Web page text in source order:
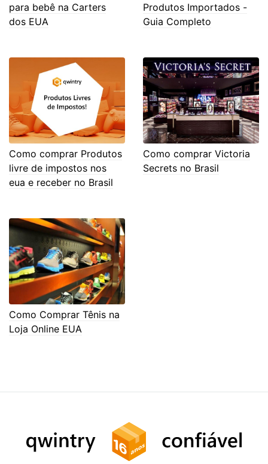
para bebê na Carters
dos EUA
Produtos Importados -
Guia Completo
Como comprar Produtos
livre de impostos nos
eua e receber no Brasil
Como comprar Victoria
Secrets no Brasil
Como Comprar Tênis na
Loja Online EUA